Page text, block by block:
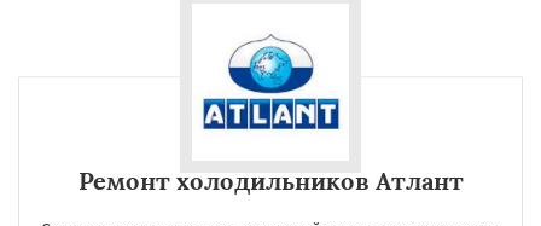
Ремонт холодильников Атлант